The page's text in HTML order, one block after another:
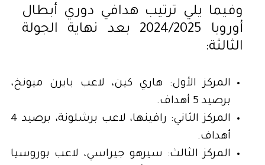
وفيما يلي ترتيب هدافي دوري أبطال
أوروبا 2024/2025 بعد نهاية الجولة
الثالثة:
المركز الأول: هاري كين، لاعب بايرن ميونخ،
برصيد 5 أهداف.
المركز الثاني: رافينها، لاعب برشلونة، برصيد 4
أهداف.
المركز الثالث: سيرهو جيراسي، لاعب بوروسيا